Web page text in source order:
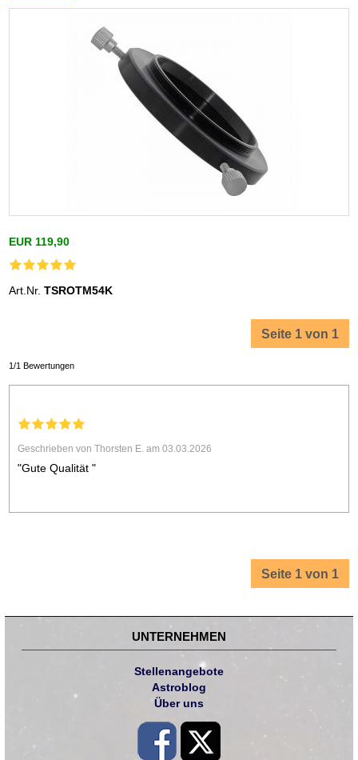
EUR 119,90
Art.Nr.TSROTM54K
Seite 1 von 1
1/1 Bewertungen
Geschrieben von Thorsten E. am 03.03.2026
"Gute Qualität "
Seite 1 von 1
UNTERNEHMEN
Stellenangebote
Astroblog
Über uns